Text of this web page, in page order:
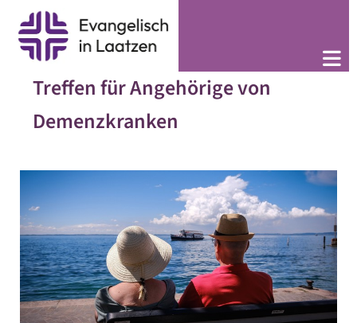
Treffen für Angehörige von
Demenzkranken